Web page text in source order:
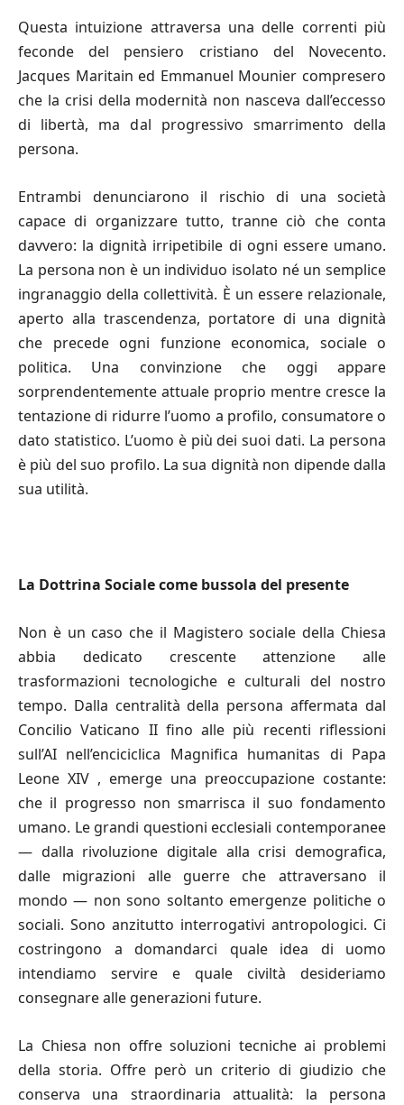
Questa intuizione attraversa una delle correnti più
feconde del pensiero cristiano del Novecento.
Jacques Maritain ed Emmanuel Mounier compresero
che la crisi della modernità non nasceva dall’eccesso
di libertà, ma dal progressivo smarrimento della
persona.
Entrambi denunciarono il rischio di una società
capace di organizzare tutto, tranne ciò che conta
davvero: la dignità irripetibile di ogni essere umano.
La persona non è un individuo isolato né un semplice
ingranaggio della collettività. È un essere relazionale,
aperto alla trascendenza, portatore di una dignità
che precede ogni funzione economica, sociale o
politica. Una convinzione che oggi appare
sorprendentemente attuale proprio mentre cresce la
tentazione di ridurre l’uomo a profilo, consumatore o
dato statistico. L’uomo è più dei suoi dati. La persona
è più del suo profilo. La sua dignità non dipende dalla
sua utilità.
La Dottrina Sociale come bussola del presente
Non è un caso che il Magistero sociale della Chiesa
abbia dedicato crescente attenzione alle
trasformazioni tecnologiche e culturali del nostro
tempo. Dalla centralità della persona affermata dal
Concilio Vaticano II fino alle più recenti riflessioni
sull’AI nell’enciciclica Magnifica humanitas di Papa
Leone XIV , emerge una preoccupazione costante:
che il progresso non smarrisca il suo fondamento
umano. Le grandi questioni ecclesiali contemporanee
— dalla rivoluzione digitale alla crisi demografica,
dalle migrazioni alle guerre che attraversano il
mondo — non sono soltanto emergenze politiche o
sociali. Sono anzitutto interrogativi antropologici. Ci
costringono a domandarci quale idea di uomo
intendiamo servire e quale civiltà desideriamo
consegnare alle generazioni future.
La Chiesa non offre soluzioni tecniche ai problemi
della storia. Offre però un criterio di giudizio che
conserva una straordinaria attualità: la persona